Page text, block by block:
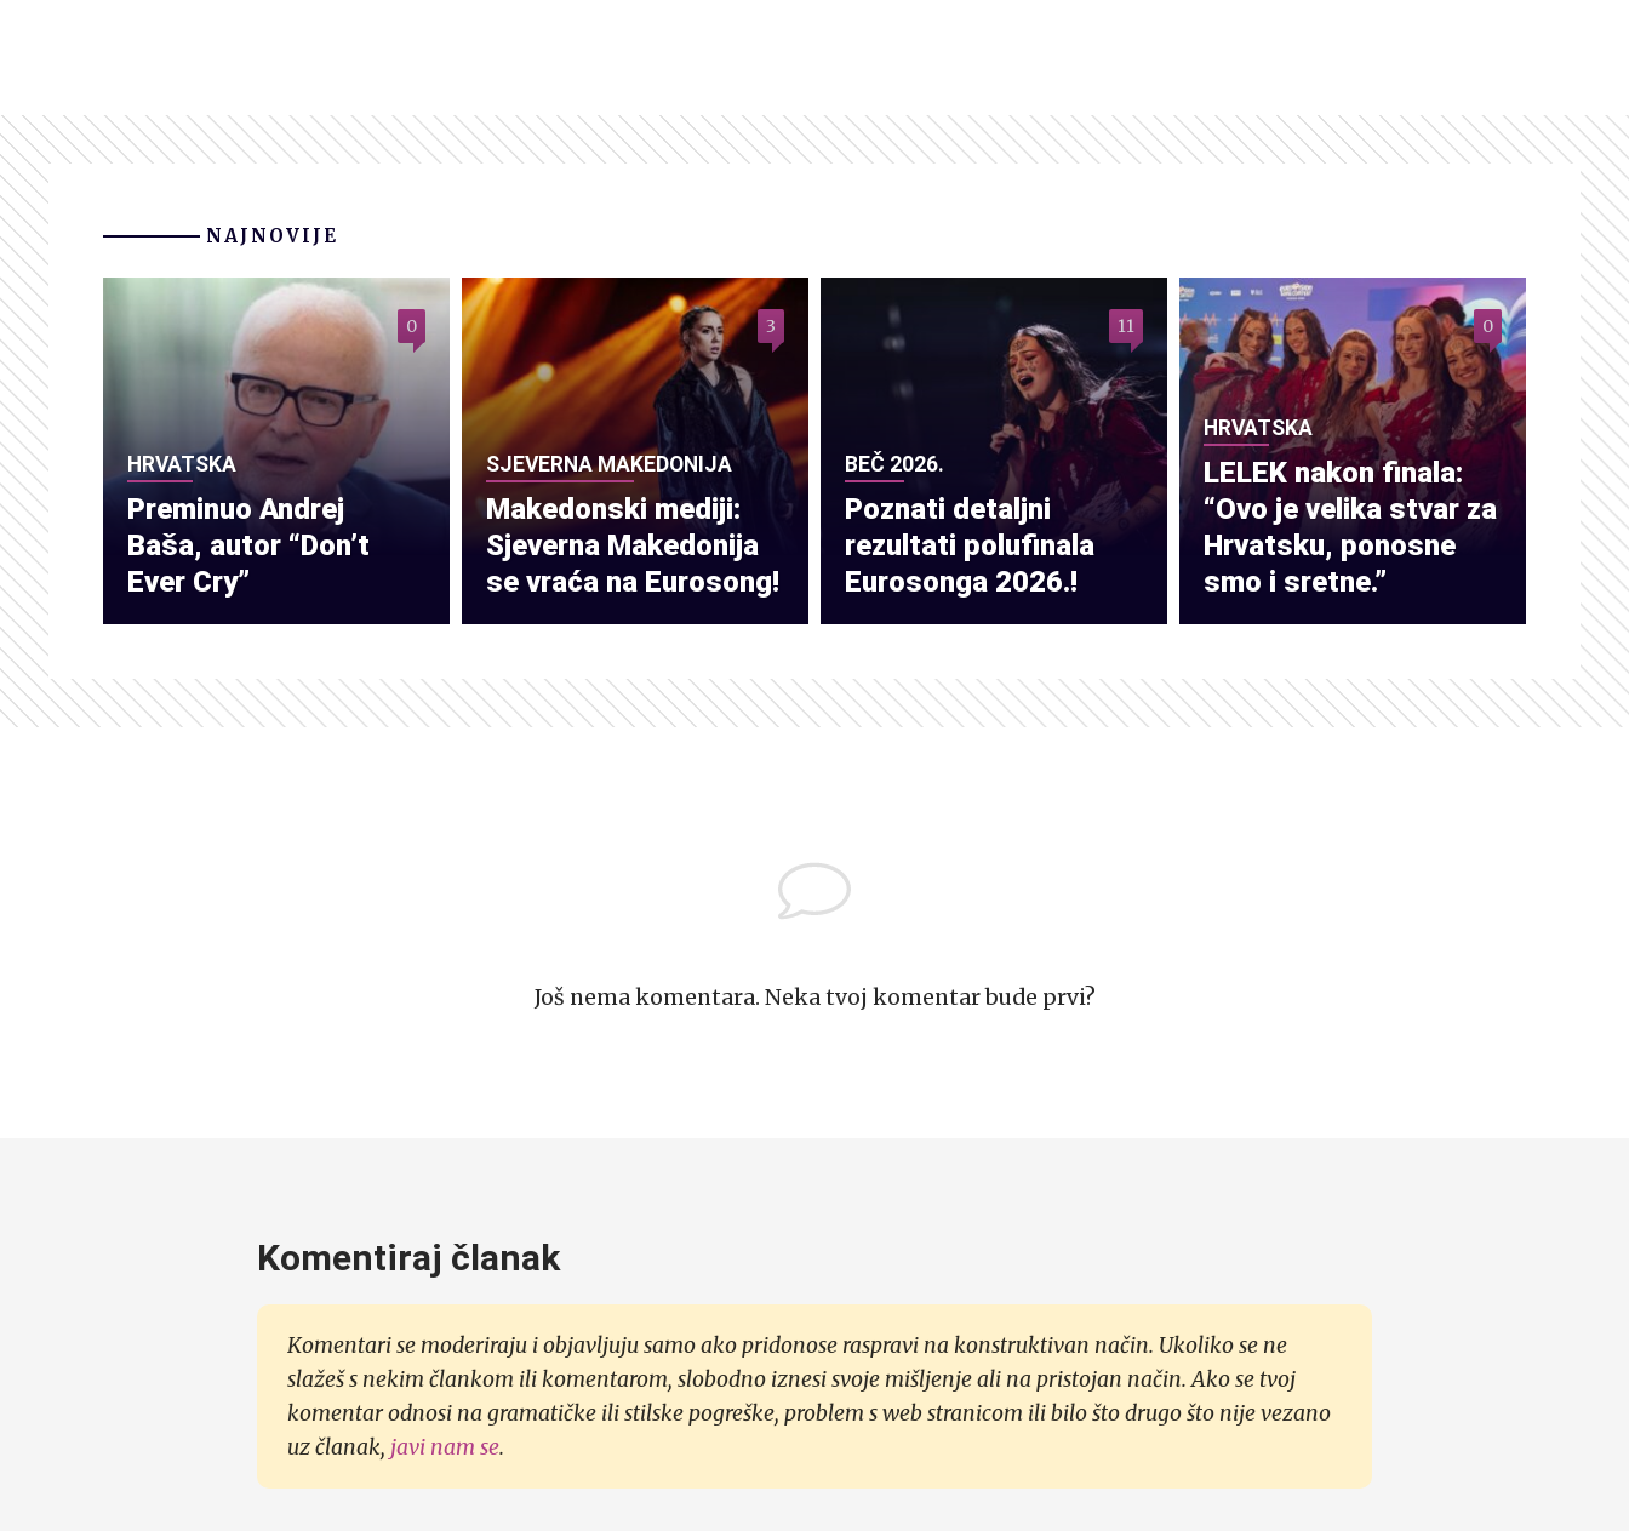
NAJNOVIJE
HRVATSKA
Preminuo Andrej
Baša, autor “Don’t
Ever Cry”
0
SJEVERNA MAKEDONIJA
Makedonski mediji:
Sjeverna Makedonija
se vraća na Eurosong!
3
BEČ 2026.
Poznati detaljni
rezultati polufinala
Eurosonga 2026.!
11
HRVATSKA
LELEK nakon finala:
“Ovo je velika stvar za
Hrvatsku, ponosne
smo i sretne.”
0
Još nema komentara. Neka tvoj komentar bude prvi?
Komentiraj članak
Komentari se moderiraju i objavljuju samo ako pridonose raspravi na konstruktivan način. Ukoliko se ne
slažeš s nekim člankom ili komentarom, slobodno iznesi svoje mišljenje ali na pristojan način. Ako se tvoj
komentar odnosi na gramatičke ili stilske pogreške, problem s web stranicom ili bilo što drugo što nije vezano
uz članak, javi nam se.